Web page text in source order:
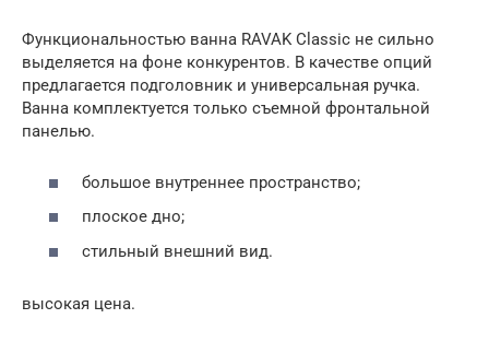
Функциональностью ванна RAVAK Classic не сильно
выделяется на фоне конкурентов. В качестве опций
предлагается подголовник и универсальная ручка.
Ванна комплектуется только съемной фронтальной
панелью.
большое внутреннее пространство;
плоское дно;
стильный внешний вид.
высокая цена.